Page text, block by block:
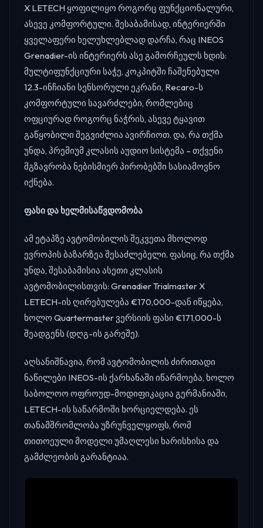
X LETECH ყოფილიყო როგორც ფუნქციონალური,
ასევე კომფორტული. შესაბამისად, ინტერიერში
ყველაფერი ხელუხლებლად დარჩა, რაც INEOS
Grenadier-ის ინტერიერს ასე გამორჩეულს ხდის:
მულტიფუნქციური საჭე, კოკპიტში ჩაშენებული
12.3-ინჩიანი სენსორული ეკრანი, Recaro-ს
კომფორტული სავარძლები, რომლებიც
ოფციურად როგორც ნაჭრის, ასევე ტყავით
გაწყობილი შეგვიძლია ავირჩიოთ. და, რა თქმა
უნდა, პრემიუმ კლასის აუდიო სისტემა – თქვენი
მგზავრობა ნებისმიერ პირობებში სასიამოვნო
იქნება.
ფასი და ხელმისაწვდომობა
ამ ეტაპზე ავტომობილის შეკვეთა მხოლოდ
ევროპის ბაზარზეა შესაძლებელი. ფასიც, რა თქმა
უნდა, შესაბამისია ასეთი კლასის
ავტომობილისთვის: Grenadier Trialmaster X
LETECH-ის ღირებულება €170,000-დან იწყება,
ხოლო Quartermaster ვერსიის ფასი €171,000-ს
შეადგენს (დღგ-ის გარეშე).
აღსანიშნავია, რომ ავტომობილის ძირითადი
ნაწილები INEOS-ის ქარხანაში იწარმოება, ხოლო
საბოლოო ოფროუდ-მოდიფიკაცია გერმანიაში,
LETECH-ის საწარმოში ხორციელდება. ეს
თანამშრომლობა უზრუნველყოფს, რომ
თითოეული მოდელი უმაღლესი ხარისხისა და
გამძლეობის გარანტიაა.